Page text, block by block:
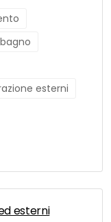
esterni
esterni